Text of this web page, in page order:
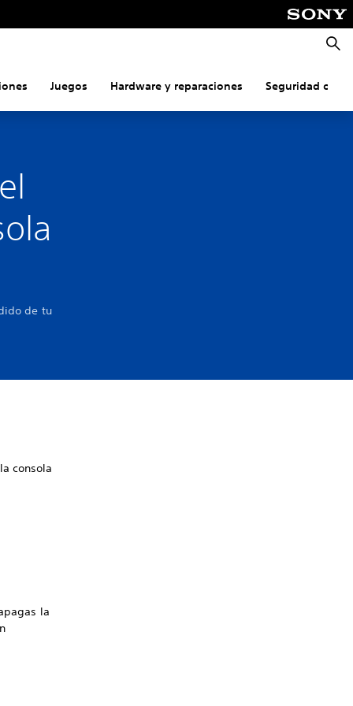
Juegos Hardware y reparaciones Seguridad
de tu
consola
la